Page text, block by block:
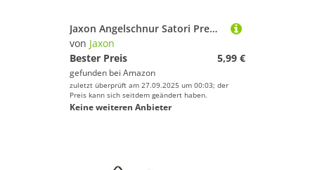
Jaxon Angelschnur Satori Premium Spule 150M 0,10mm-0,35mm Monofile Schnur (0,16mm / 6kg)
von Jaxon
Bester Preis
5,99 €
gefunden bei Amazon
zuletzt überprüft am 27.09.2025 um 00:03; der
Preis kann sich seitdem geändert haben.
Keine weiteren Anbieter